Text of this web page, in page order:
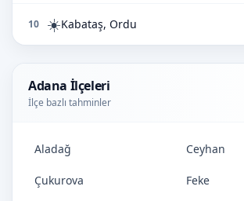
10 ☀️Kabataş, Ordu
Adana İlçeleri
İlçe bazlı tahminler
Aladağ Ceyhan
Çukurova Feke